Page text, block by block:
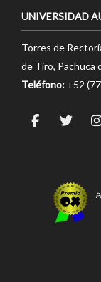
UNIVERSIDAD
Torres de
de Tiro, Pachuca
Teléfono: +52